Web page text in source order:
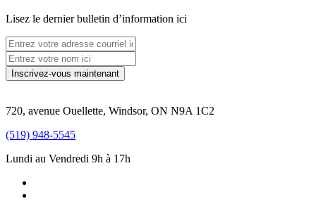
Lisez le dernier bulletin d’information ici
720, avenue Ouellette, Windsor, ON N9A 1C2
(519) 948-5545
Lundi au Vendredi 9h à 17h